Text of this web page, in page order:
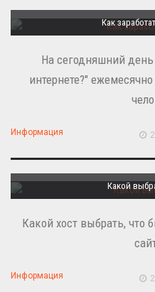
Как
На сегодняшний день
интернете?"
Информация
Какой
Какой хост выбрать, что
Информация